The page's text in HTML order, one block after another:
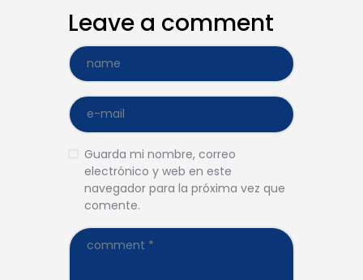
Leave a comment
Guarda mi nombre, correo
electrónico y web en este
navegador para la próxima vez que
comente.